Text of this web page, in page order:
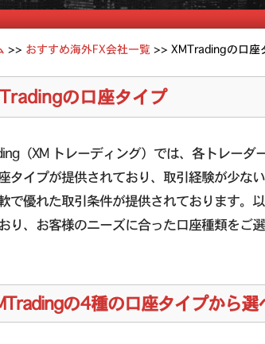
>> おすすめ海外FX会社一覧 >> XMTradingの口座
の口座タイプ
（XM トレーディング）では、各トレー
タイプが提供されており、取引経験が少な
で優れた取引条件が提供されております。
り、お客様のニーズに合った口座種類をご
の4種の口座タイプから選